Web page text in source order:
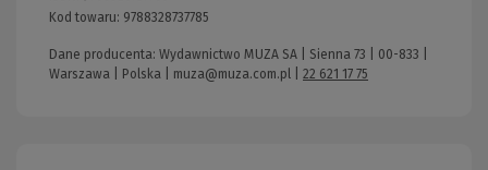
Kod towaru: 9788328737785
Dane producenta: Wydawnictwo MUZA SA | Sienna 73 | 00-833 |
Warszawa | Polska | muza@muza.com.pl 22 621 17 75